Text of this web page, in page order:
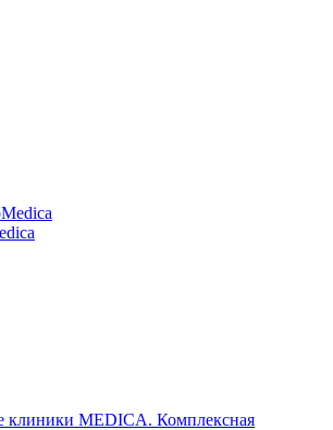
клиники MEDICA. Комплексная